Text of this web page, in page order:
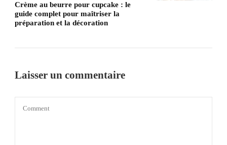
Crème au beurre pour cupcake : le
guide complet pour maîtriser la
préparation et la décoration
Laisser un commentaire